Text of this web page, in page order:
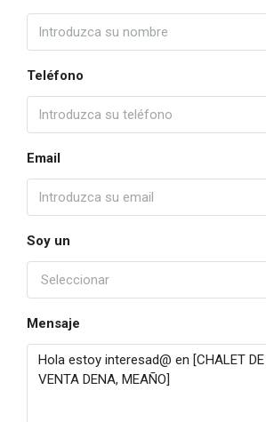
Teléfono
Email
Soy un
Seleccionar
Mensaje